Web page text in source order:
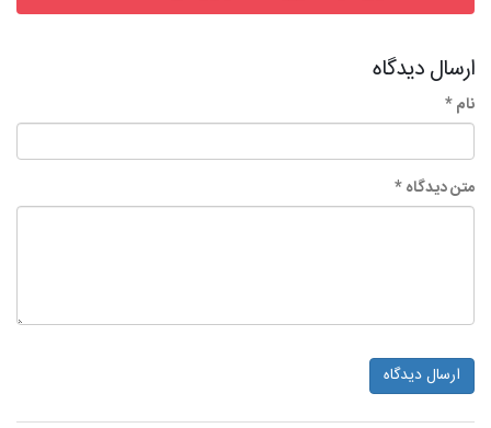
ارسال دیدگاه
نام *
متن دیدگاه *
ارسال دیدگاه